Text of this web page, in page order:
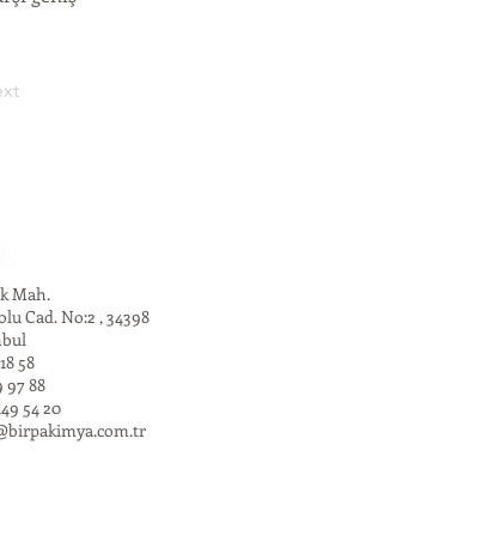
Mah.
Cad. No:2 , 34398
58
97 88
54 20